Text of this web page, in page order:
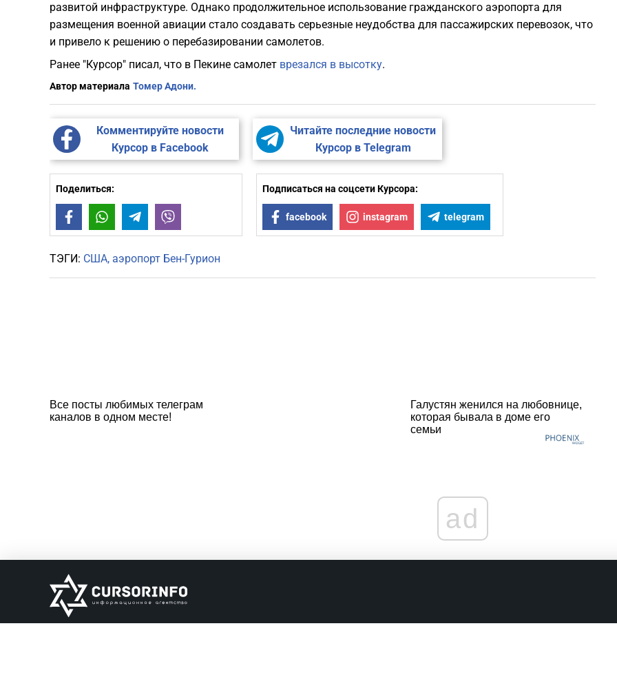
развитой инфраструктуре. Однако продолжительное использование гражданского аэропорта для
размещения военной авиации стало создавать серьезные неудобства для пассажирских перевозок, что
и привело к решению о перебазировании самолетов.
Ранее "Курсор" писал, что в Пекине самолет врезался в высотку.
Автор материала Томер Адони.
Комментируйте новости
Курсор в Facebook
Читайте последние новости
Курсор в Telegram
Поделиться:
FacebookWhatsAppTelegram
Подписаться на соцсети Курсора:
facebook instagram telegram
ТЭГИ: США аэропорт Бен-Гурион
Все посты любимых телеграм
каналов в одном месте!
Галустян женился на любовнице,
которая бывала в доме его
семьи
ad